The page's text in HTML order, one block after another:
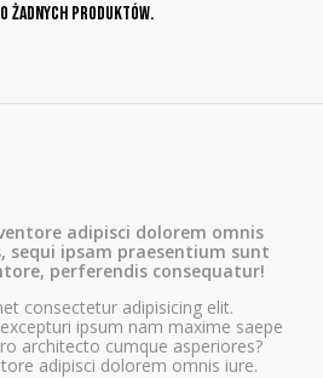
żadnych produktów.
adipisci dolorem omnis
sequi ipsam praesentium sunt
perferendis consequatur!
consectetur adipisicing elit.
ipsum nam maxime saepe
architecto cumque asperiores?
adipisci dolorem omnis iure.